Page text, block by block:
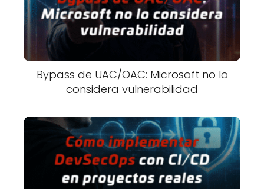
Bypass de UAC/OAC: Microsoft no lo
considera vulnerabilidad